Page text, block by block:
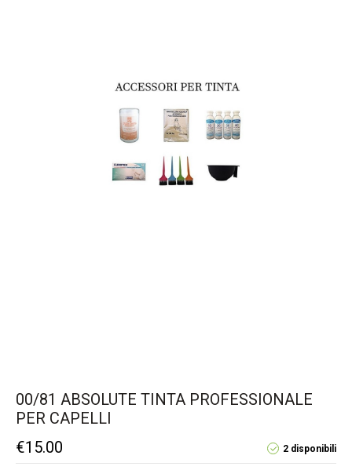
00/81 ABSOLUTE TINTA PROFESSIONALE
PER CAPELLI
2 disponibili
€15.00